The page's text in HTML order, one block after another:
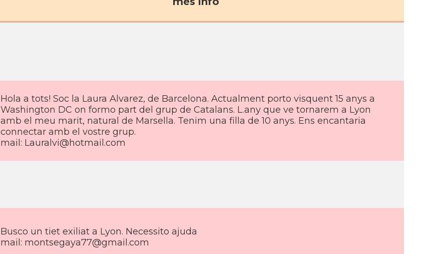
Hola a tots! Soc la Laura Alvarez, de Barcelona. Actualment porto visquent 15 anys a
Washington DC on formo part del grup de Catalans. L.any que ve tornarem a Lyon
amb el meu marit, natural de Marsella. Tenim una filla de 10 anys. Ens encantaria
connectar amb el vostre grup.
mail: Lauralvi@hotmail.com
Busco un tiet exiliat a Lyon. Necessito ajuda
mail: montsegaya77@gmail.com